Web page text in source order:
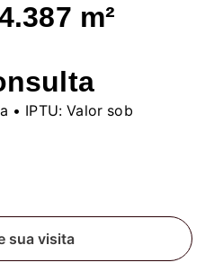
m²
• IPTU: Valor sob
sua visita